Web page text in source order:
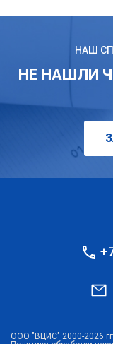
НАШ
НЕ НАШЛИ
ООО "ВЦИС" 2000-2026